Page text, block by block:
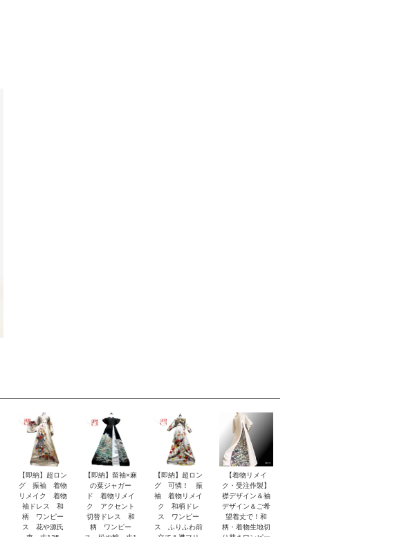
【即納】超ロン
グ 振袖 着物
リメイク 着物
袖ドレス 和
柄 ワンピー
ス 花や源氏
【即納】留袖×麻
の葉ジャガー
ド 着物リメイ
ク アクセント
切替ドレス 和
柄 ワンピー
【即納】超ロン
グ 可憐！ 振
袖 着物リメイ
ク 和柄ドレ
ス ワンピー
ス ふりふわ前
【着物リメイ
ク・受注作製】
襟デザイン＆袖
デザイン＆ご希
望着丈で！和
柄・着物生地切